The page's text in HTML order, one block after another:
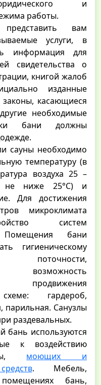
и
работы.
вам
услуги, в
информация для
свидетельства о
книгой жалоб
изданные
касающиеся
необходимые
бани должны
сауны необходимо
температуру (в
воздуха 25 –
ниже 25°C) и
Для достижения
микроклимата
систем
Помещения бани
гигиеническому
возможность
продвижения
гардероб,
парильная. Санузлы
раздевальных.
бань используются
к воздействию
моющих и
. Мебель,
бань,